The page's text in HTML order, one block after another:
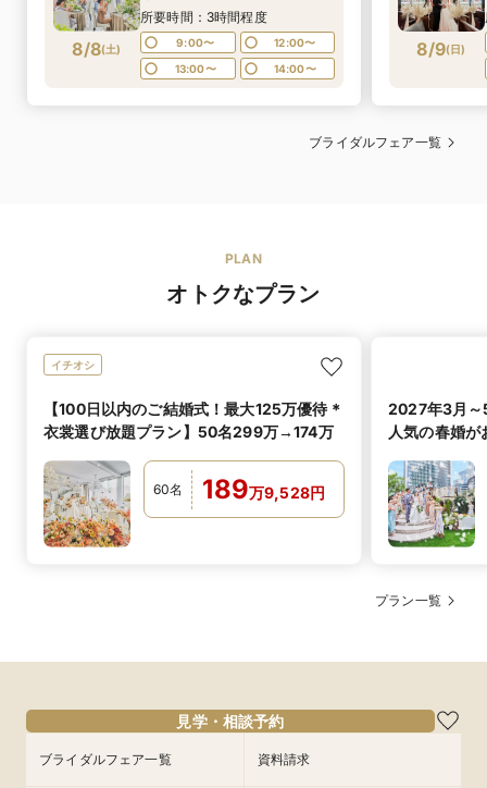
8/8(土)
所要時間：3時間程度
9:00〜
12:00〜
13:00〜
14:00〜
8/9(日)
ブライダルフェア一覧
PLAN
オトクなプラン
イチオシ
【100日以内のご結婚式！最大125万優待＊
衣裳選び放題プラン】50名299万→174万
60名 189万9,528円
2027年3月
人気の春婚
プラン一覧
見学・相談予約
ブライダルフェア一覧 資料請求